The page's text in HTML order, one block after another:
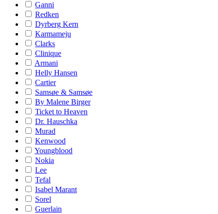
Ganni
Redken
Dyrberg Kern
Karmameju
Clarks
Clinique
Armani
Helly Hansen
Cartier
Samsøe & Samsøe
By Malene Birger
Ticket to Heaven
Dr. Hauschka
Murad
Kenwood
Youngblood
Nokia
Lee
Tefal
Isabel Marant
Sorel
Guerlain